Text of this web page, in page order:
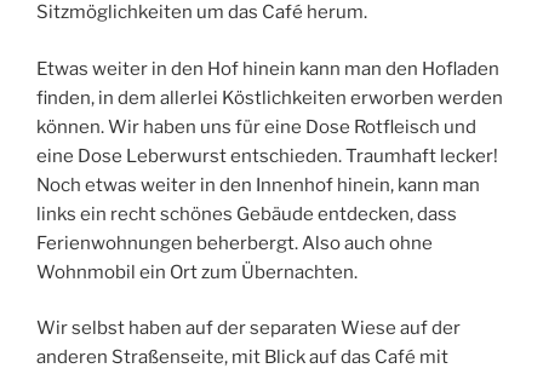
Sitzmöglichkeiten um das Café herum.
Etwas weiter in den Hof hinein kann man den Hofladen
finden, in dem allerlei Köstlichkeiten erworben werden
können. Wir haben uns für eine Dose Rotfleisch und
eine Dose Leberwurst entschieden. Traumhaft lecker!
Noch etwas weiter in den Innenhof hinein, kann man
links ein recht schönes Gebäude entdecken, dass
Ferienwohnungen beherbergt. Also auch ohne
Wohnmobil ein Ort zum Übernachten.
Wir selbst haben auf der separaten Wiese auf der
anderen Straßenseite, mit Blick auf das Café mit